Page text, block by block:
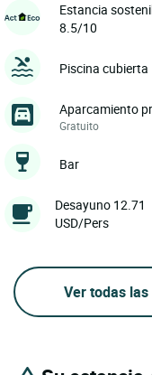
Estancia
8.5/10
Piscina cubierta
Aparcamiento
Gratuito
Bar
Desayuno 12.71
USD/Pers
Ver todas